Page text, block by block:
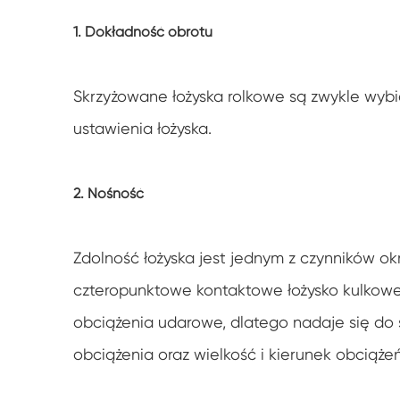
1. Dokładność obrotu
Skrzyżowane łożyska rolkowe są zwykle
ustawienia łożyska.
2. Nośność
Zdolność łożyska jest jednym z czynników
czteropunktowe kontaktowe łożysko
obciążenia udarowe, dlatego nadaje się
obciążenia oraz wielkość i kierunek